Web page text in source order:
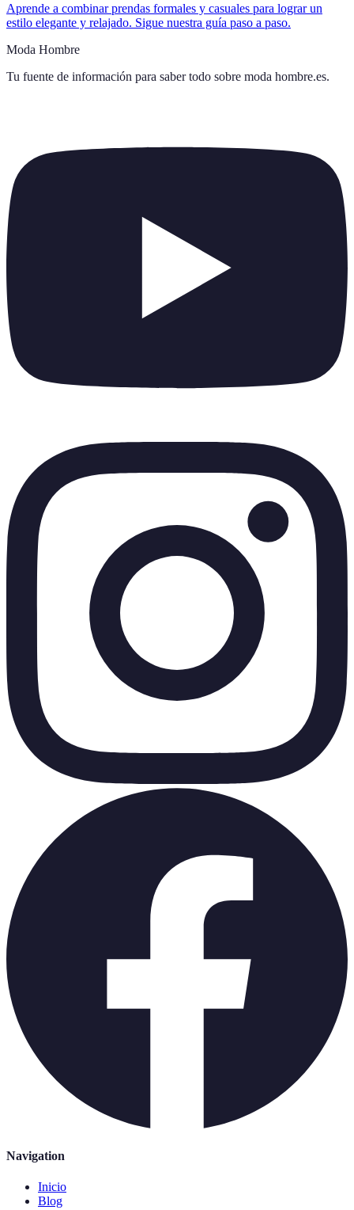
Aprende a combinar prendas formales y casuales para lograr un
estilo elegante y relajado. Sigue nuestra guía paso a paso.
Moda Hombre
Tu fuente de información para saber todo sobre moda hombre.es.
Navigation
Inicio
Blog